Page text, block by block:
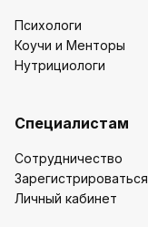
Психологи
Коучи и Менторы
Нутрициологи
Специалистам
Сотрудничество
Зарегистрироваться
Личный кабинет